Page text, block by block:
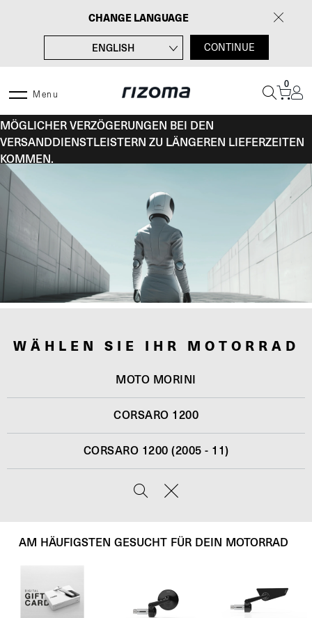
CHANGE LANGUAGE
ENGLISH
ITALIANO
ESPAÑOL
CONTINUE
Menu
0
MÖGLICHER VERZÖGERUNGEN BEI DEN
VERSANDDIENSTLEISTERN ZU LÄNGEREN LIEFERZEITEN
KOMMEN.
WÄHLEN SIE IHR MOTORRAD
MOTO MORINI
CORSARO 1200
CORSARO 1200 (2005 - 11)
AM HÄUFIGSTEN GESUCHT FÜR DEIN MOTORRAD